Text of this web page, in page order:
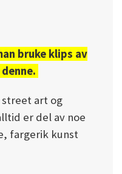
bruke klips av
street art og
er del av noe
fargerik kunst